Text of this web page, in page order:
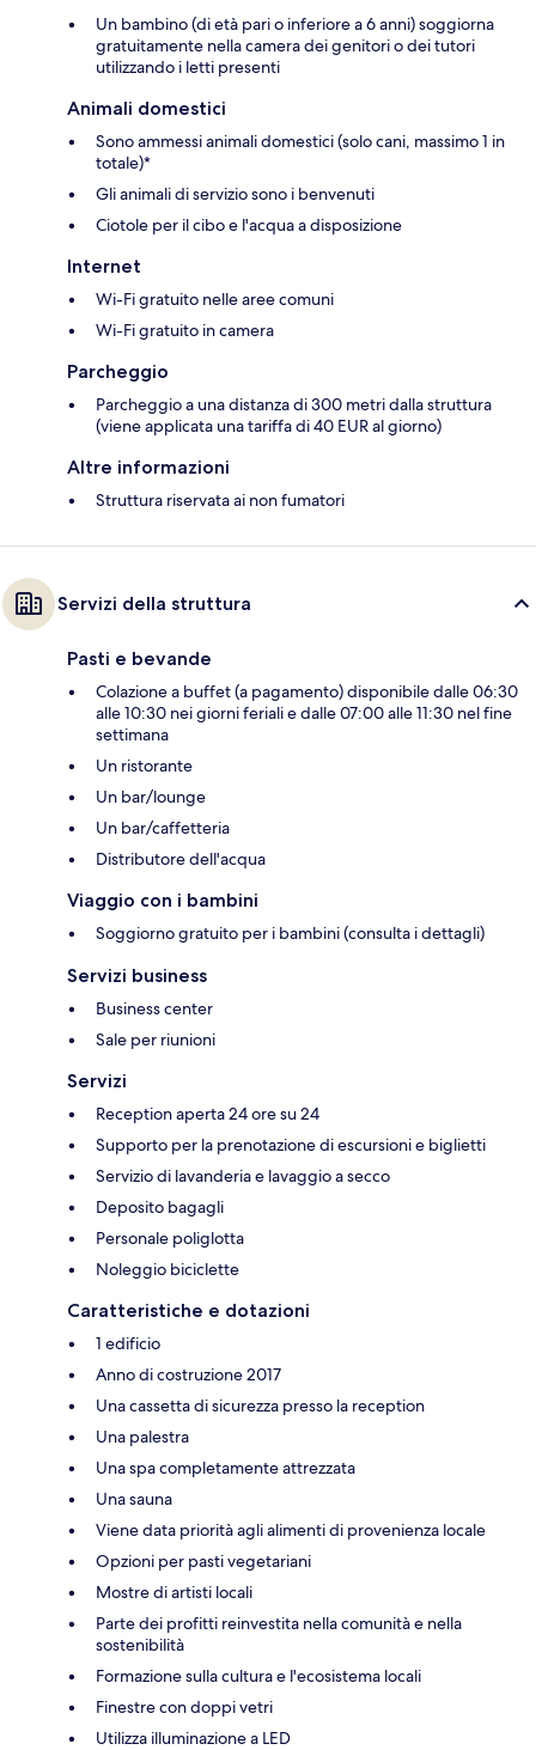
Un bambino (di età pari o inferiore a 6 anni) soggiorna
gratuitamente nella camera dei genitori o dei tutori
utilizzando i letti presenti
Animali domestici
Sono ammessi animali domestici (solo cani, massimo 1 in
totale)*
Gli animali di servizio sono i benvenuti
Ciotole per il cibo e l'acqua a disposizione
Internet
Wi-Fi gratuito nelle aree comuni
Wi-Fi gratuito in camera
Parcheggio
Parcheggio a una distanza di 300 metri dalla struttura
(viene applicata una tariffa di 40 EUR al giorno)
Altre informazioni
Struttura riservata ai non fumatori
Servizi della struttura
Pasti e bevande
Colazione a buffet (a pagamento) disponibile dalle 06:30
alle 10:30 nei giorni feriali e dalle 07:00 alle 11:30 nel fine
settimana
Un ristorante
Un bar/lounge
Un bar/caffetteria
Distributore dell'acqua
Viaggio con i bambini
Soggiorno gratuito per i bambini (consulta i dettagli)
Servizi business
Business center
Sale per riunioni
Servizi
Reception aperta 24 ore su 24
Supporto per la prenotazione di escursioni e biglietti
Servizio di lavanderia e lavaggio a secco
Deposito bagagli
Personale poliglotta
Noleggio biciclette
Caratteristiche e dotazioni
1 edificio
Anno di costruzione 2017
Una cassetta di sicurezza presso la reception
Una palestra
Una spa completamente attrezzata
Una sauna
Viene data priorità agli alimenti di provenienza locale
Opzioni per pasti vegetariani
Mostre di artisti locali
Parte dei profitti reinvestita nella comunità e nella
sostenibilità
Formazione sulla cultura e l'ecosistema locali
Finestre con doppi vetri
Utilizza illuminazione a LED